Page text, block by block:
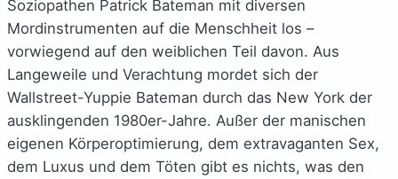
Soziopathen Patrick Bateman mit diversen
Mordinstrumenten auf die Menschheit los –
vorwiegend auf den weiblichen Teil davon. Aus
Langeweile und Verachtung mordet sich der
Wallstreet-Yuppie Bateman durch das New York der
ausklingenden 1980er-Jahre. Außer der manischen
eigenen Körperoptimierung, dem extravaganten Sex,
dem Luxus und dem Töten gibt es nichts, was den